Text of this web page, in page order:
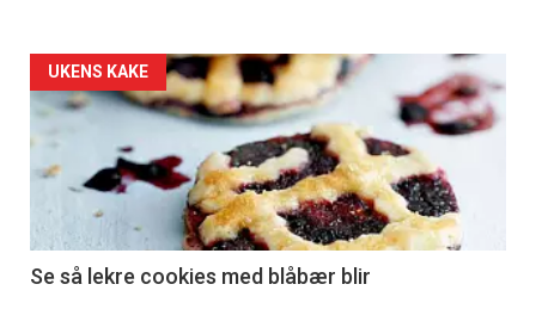
Forsiden
akkurat
nå
6
UKENS KAKE
Se så lekre cookies med blåbær blir